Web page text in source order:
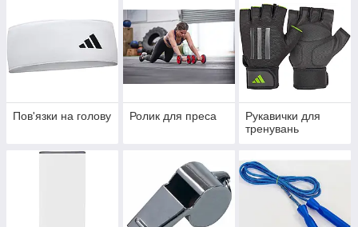
Пов'язки на голову Ролик для преса
Рукавички для
тренувань